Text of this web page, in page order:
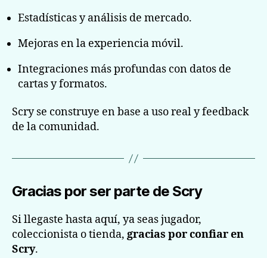
Estadísticas y análisis de mercado.
Mejoras en la experiencia móvil.
Integraciones más profundas con datos de
cartas y formatos.
Scry se construye en base a uso real y feedback
de la comunidad.
Gracias por ser parte de Scry
Si llegaste hasta aquí, ya seas jugador,
coleccionista o tienda, gracias por confiar en
Scry.